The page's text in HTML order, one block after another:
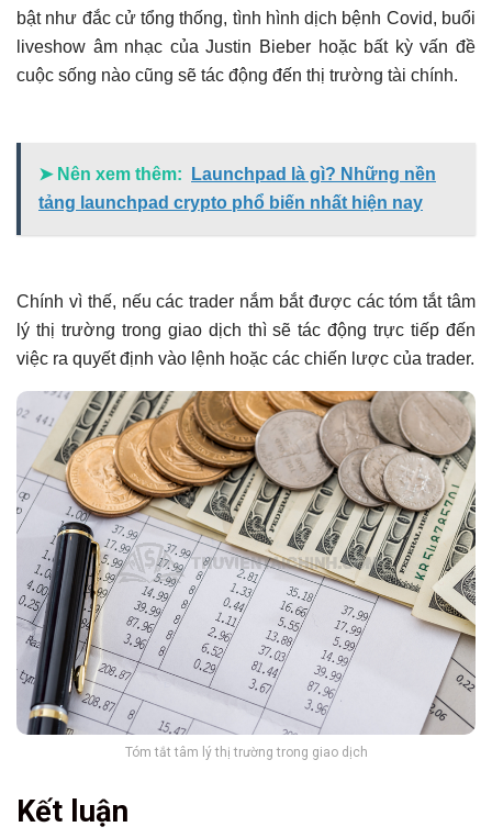
bật như đắc cử tổng thống, tình hình dịch bệnh Covid, buổi
liveshow âm nhạc của Justin Bieber hoặc bất kỳ vấn đề
cuộc sống nào cũng sẽ tác động đến thị trường tài chính.
➤ Nên xem thêm:
Launchpad là gì? Những nền
tảng launchpad crypto phổ biến nhất hiện nay
Chính vì thế, nếu các trader nắm bắt được các tóm tắt tâm
lý thị trường trong giao dịch thì sẽ tác động trực tiếp đến
việc ra quyết định vào lệnh hoặc các chiến lược của trader.
Tóm tắt tâm lý thị trường trong giao dịch
Kết luận